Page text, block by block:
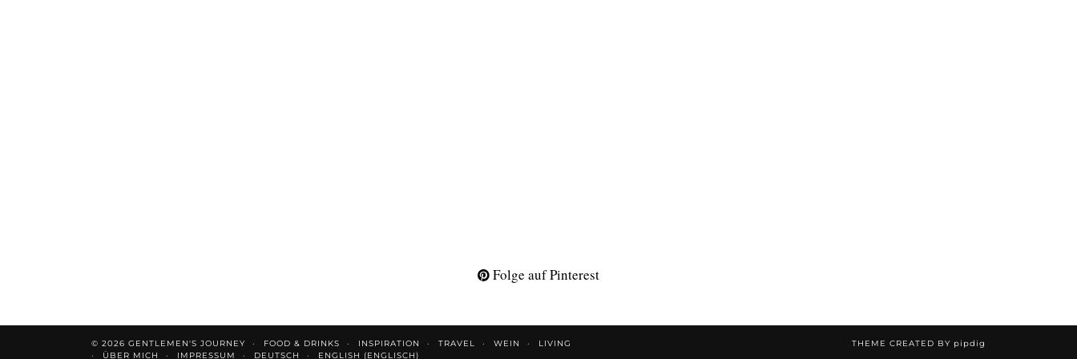
Folge auf Pinterest
© 2026 GENTLEMEN'S JOURNEY FOOD & DRINKS INSPIRATION TRAVEL WEIN
LIVING
ÜBER MICH
IMPRESSUM DEUTSCH ENGLISH (ENGLISCH)
THEME CREATED BY pipdig